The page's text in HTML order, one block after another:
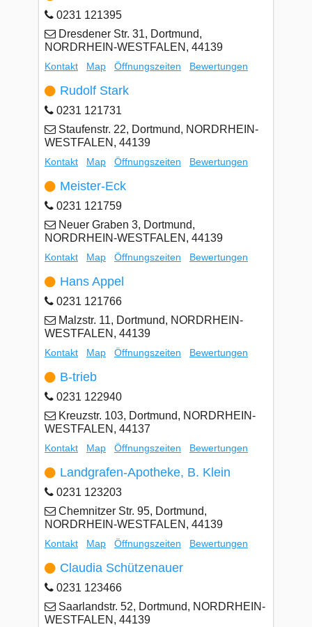
0231 121395
Dresdener Str. 31, Dortmund,
NORDRHEIN-WESTFALEN, 44139
Kontakt Map Öffnungszeiten Bewertungen
Rudolf Stark
0231 121731
Staufenstr. 22, Dortmund, NORDRHEIN-
WESTFALEN, 44139
Kontakt Map Öffnungszeiten Bewertungen
Meister-Eck
0231 121759
Neuer Graben 3, Dortmund,
NORDRHEIN-WESTFALEN, 44139
Kontakt Map Öffnungszeiten Bewertungen
Hans Appel
0231 121766
Malzstr. 11, Dortmund, NORDRHEIN-
WESTFALEN, 44139
Kontakt Map Öffnungszeiten Bewertungen
B-trieb
0231 122940
Kreuzstr. 103, Dortmund, NORDRHEIN-
WESTFALEN, 44137
Kontakt Map Öffnungszeiten Bewertungen
Landgrafen-Apotheke, B. Klein
0231 123203
Chemnitzer Str. 95, Dortmund,
NORDRHEIN-WESTFALEN, 44139
Kontakt Map Öffnungszeiten Bewertungen
Claudia Schützenauer
0231 123466
Saarlandstr. 52, Dortmund, NORDRHEIN-
WESTFALEN, 44139